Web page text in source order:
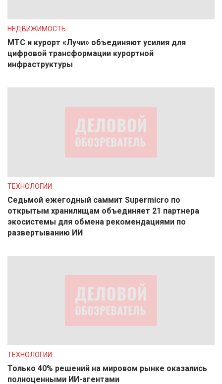
НЕДВИЖИМОСТЬ
МТС и курорт «Лучи» объединяют усилия для
цифровой трансформации курортной
инфраструктуры
ТЕХНОЛОГИИ
Седьмой ежегодный саммит Supermicro по
открытым хранилищам объединяет 21 партнера
экосистемы для обмена рекомендациями по
развертыванию ИИ
ТЕХНОЛОГИИ
Только 40% решений на мировом рынке оказались
полноценными ИИ-агентами